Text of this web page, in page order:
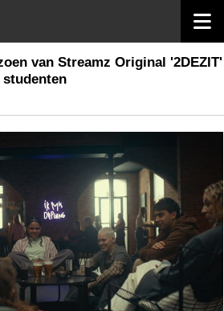
van Streamz Original '2DEZIT'